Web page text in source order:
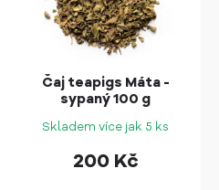
Čaj teapigs Máta -
sypaný 100 g
Skladem více jak 5 ks
200 Kč